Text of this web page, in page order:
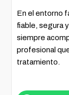
En el entorno
fiable, segura
siempre
profesional
tratamiento.